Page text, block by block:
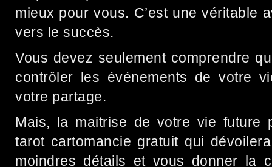
mieux pour vous. C’est une véritable
vers le succès.
Vous devez seulement comprendre
contrôler les événements de votre
votre partage.
Mais, la maitrise de votre vie future
tarot cartomancie gratuit qui
moindres détails et vous donner la